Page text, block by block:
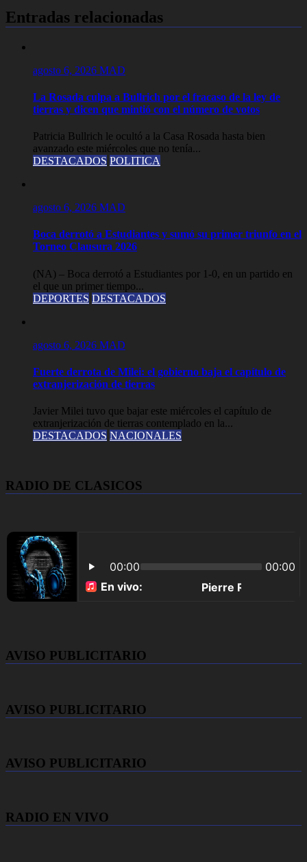
Entradas relacionadas
agosto 6, 2026 MAD
La Rosada culpa a Bullrich por el fracaso de la ley de
tierras y dicen que mintió con el número de votos
Patricia Bullrich le ocultó a la Casa Rosada hasta bien
avanzado este miércoles que no tenía...
DESTACADOS POLITICA
agosto 6, 2026 MAD
Boca derrotó a Estudiantes y sumó su primer triunfo en el
Torneo Clausura 2026
(NA) – Boca derrotó a Estudiantes por 1-0, en un partido en
el que un primer tiempo...
DEPORTES DESTACADOS
agosto 6, 2026 MAD
Fuerte derrota de Milei: el gobierno baja el capítulo de
extranjerización de tierras
Javier Milei tuvo que bajar este miércoles el capítulo de
extranjerización de tierras contemplado en la...
DESTACADOS NACIONALES
RADIO DE CLASICOS
AVISO PUBLICITARIO
AVISO PUBLICITARIO
AVISO PUBLICITARIO
RADIO EN VIVO